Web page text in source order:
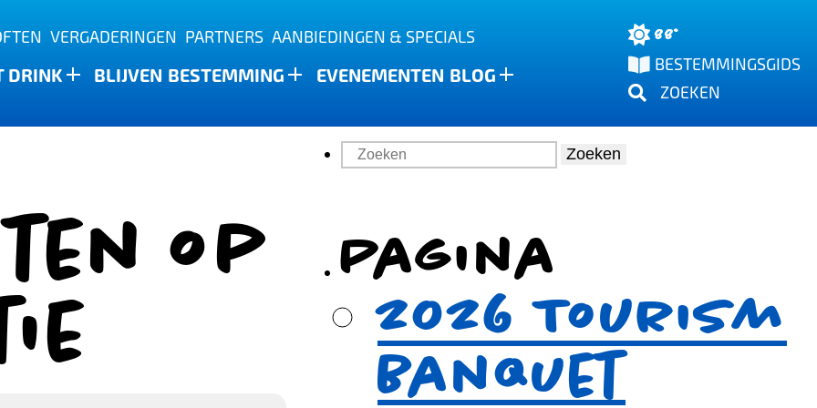
VERGADERINGEN PARTNERS AANBIEDINGEN & SPECIALS
DRINK BLIJVEN BESTEMMING EVENEMENTEN BLOG
88°
BESTEMMINGSGIDS
ZOEKEN
op
Zoeken
Pagina
2026 Tourism
Banquet